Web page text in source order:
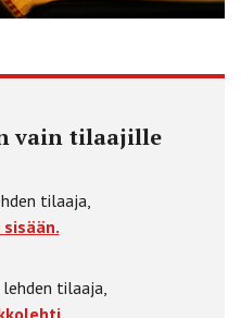
vain tilaajille
tilaaja,
tilaaja,